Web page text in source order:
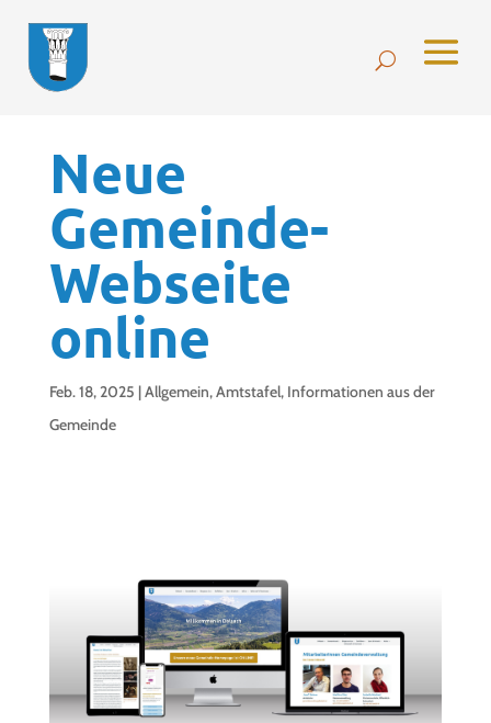
Neue
Gemeinde-
Webseite
online
Feb. 18, 2025 |Allgemein,Amtstafel, Informationen aus der
Gemeinde